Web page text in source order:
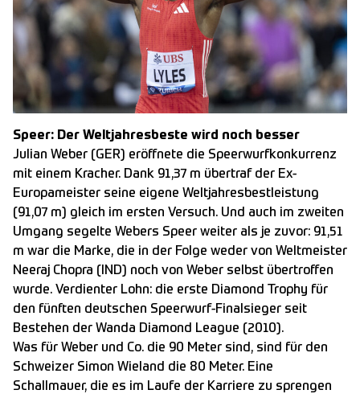
Speer: Der Weltjahresbeste wird noch besser
Julian Weber (GER) eröffnete die Speerwurfkonkurrenz
mit einem Kracher. Dank 91,37 m übertraf der Ex-
Europameister seine eigene Weltjahresbestleistung
(91,07 m) gleich im ersten Versuch. Und auch im zweiten
Umgang segelte Webers Speer weiter als je zuvor: 91,51
m war die Marke, die in der Folge weder von Weltmeister
Neeraj Chopra (IND) noch von Weber selbst übertroffen
wurde. Verdienter Lohn: die erste Diamond Trophy für
den fünften deutschen Speerwurf-Finalsieger seit
Bestehen der Wanda Diamond League (2010).
Was für Weber und Co. die 90 Meter sind, sind für den
Schweizer Simon Wieland die 80 Meter. Eine
Schallmauer, die es im Laufe der Karriere zu sprengen